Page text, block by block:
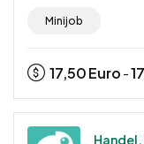
Minijob
17,50Euro -